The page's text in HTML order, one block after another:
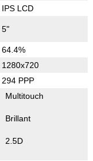
IPS LCD
5"
64.4%
1280x720
294 PPP
Multitouch
Brillant
2.5D